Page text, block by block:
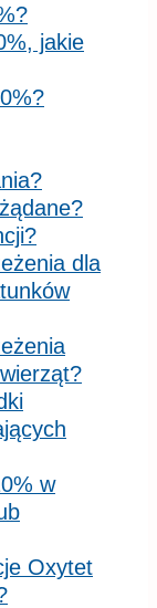
jakie
dla
w
Oxytet